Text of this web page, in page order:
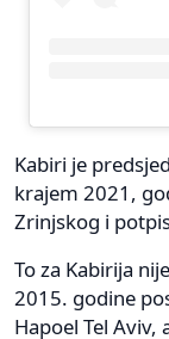
Kabiri je
krajem 2021,
Zrinjskog i
To za Kabirija
2015. godine
Hapoel Tel